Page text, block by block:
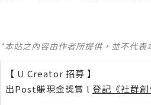
*本站之內容由作者所提供，並不代
【 U Creator 招募 】
出Post賺現金獎賞 l 登記《社群創